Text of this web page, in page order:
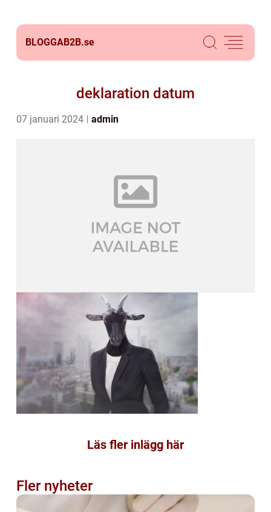
BLOGGAB2B.se
deklaration datum
07 januari 2024 admin
Läs fler inlägg här
Fler nyheter